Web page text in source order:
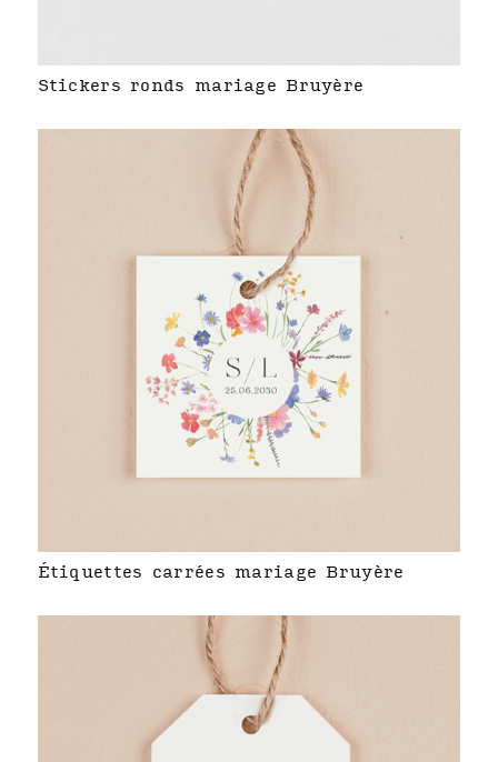
Stickers ronds mariage Bruyère
Étiquettes carrées mariage Bruyère